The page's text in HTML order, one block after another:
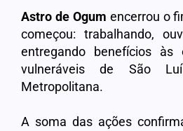
Astro de Ogum encerrou o
começou: trabalhando,
entregando benefícios às
vulneráveis de São
Metropolitana.
A soma das ações